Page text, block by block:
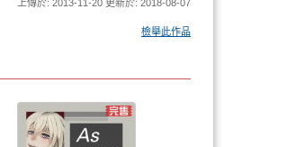
上傳於: 2013-11-20 更新於: 2018-08-07
檢舉此作品